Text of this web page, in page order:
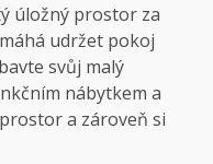
úložný prostor za
udržet pokoj
svůj malý
nábytkem a
a zároveň si